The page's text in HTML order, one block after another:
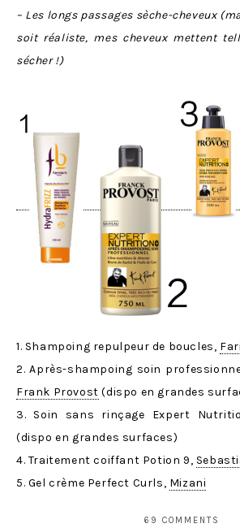
– Les longs passages sèche-cheveux
soit réaliste, mes cheveux mettent
sécher !)
1. Shampoing repulpeur de boucles,
2. Après-shampoing soin
Frank Provost (dispo en grandes
3. Soin sans rinçage Expert
(dispo en grandes surfaces)
4. Traitement coiffant Potion 9,
5. Gel crème Perfect Curls, Mizani
69 COMMENTS